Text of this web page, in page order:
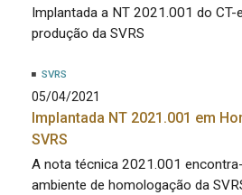
Implantada a NT 2021.001 do CT-
produção da SVRS
SVRS
05/04/2021
Implantada NT 2021.001 em
SVRS
A nota técnica 2021.001
ambiente de homologação da